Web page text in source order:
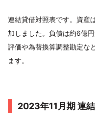
連結貸借対照表です。資産
加しました。負債は約6億
評価や為替換算調整勘定な
ます。
2023年11月期 連